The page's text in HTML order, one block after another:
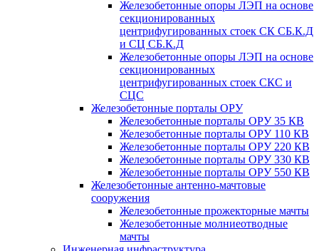
Железобетонные опоры ЛЭП на основе
секционированных
центрифугированных стоек СК СБ.К.Д
и СЦ СБ.К.Д
Железобетонные опоры ЛЭП на основе
секционированных
центрифугированных стоек СКС и
СЦС
Железобетонные порталы ОРУ
Железобетонные порталы ОРУ 35 КВ
Железобетонные порталы ОРУ 110 КВ
Железобетонные порталы ОРУ 220 КВ
Железобетонные порталы ОРУ 330 КВ
Железобетонные порталы ОРУ 550 КВ
Железобетонные антенно-мачтовые
сооружения
Железобетонные прожекторные мачты
Железобетонные молниеотводные
мачты